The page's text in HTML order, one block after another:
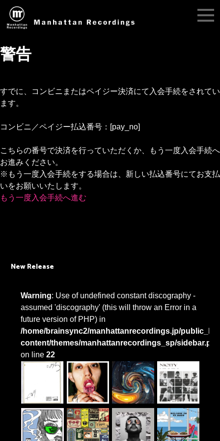
警告
すでに、コンビニまたはペイジー決済にて入会手続をされてい
ます。
コンビニ／ペイジー払込番号：[pay_no]
こちらの番号で決済を行っていただくか、もう一度入会手続へ
お進みください。
※もう一度入会手続をする場合は、新しい払込番号にてお支払
いをお願いいたします。
もう一度入会手続へ進む
New Release
Warning: Use of undefined constant discography -
assumed 'discography' (this will throw an Error in a
future version of PHP) in
/home/brainsync2/manhattanrecordings.jp/
content/themes/manhattanrecordings_sp/
on line22